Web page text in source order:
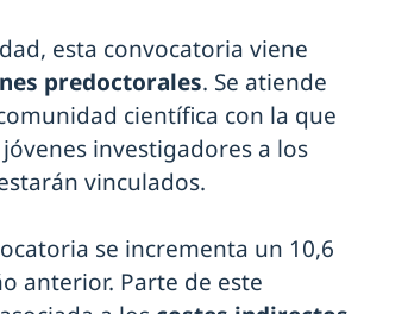
esta convocatoria viene
predoctorales. Se atiende
científica con la que
investigadores a los
vinculados.
se incrementa un 10,6
anterior. Parte de este